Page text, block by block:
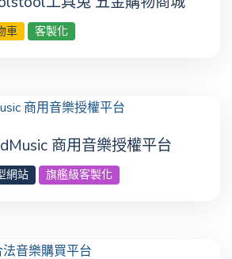
車 客製化
商用音樂授權平台
網站 旗艦級客製化